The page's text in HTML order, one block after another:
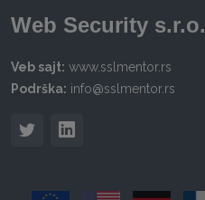
Web Security s.r.o.
Veb sajt: www.sslmentor.rs
Podrška: info@sslmentor.rs